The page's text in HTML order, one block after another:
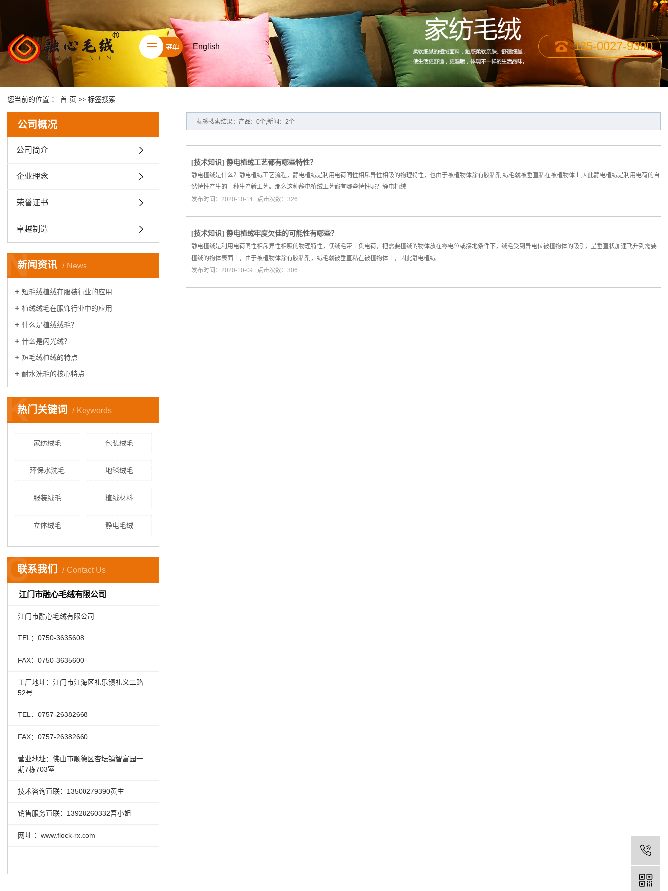
English 135-0027-9390
您当前的位置 ： 首 页 >> 标签搜索
公司概况
公司简介
企业理念
荣誉证书
卓越制造
新闻资讯 News
N
短毛绒植绒在服装行业的应用
植绒绒毛在服饰行业中的应用
什么是植绒绒毛？
什么是闪光绒？
短毛绒植绒的特点
耐水洗毛的核心特点
热门关键词 Keywords
K
家纺绒毛 包装绒毛
环保水洗毛 地毯绒毛
服装绒毛 植绒材料
立体绒毛 静电毛绒
联系我们 Contact Us
C
江门市融心毛绒有限公司
江门市融心毛绒有限公司
TEL：0750-3635608
FAX：0750-3635600
工厂地址：江门市江海区礼乐镇礼义二路
52号
TEL：0757-26382668
FAX：0757-26382660
营业地址：佛山市顺德区杏坛镇智富园一
期7栋703室
技术咨询直联：13500279390黄生
销售服务直联：13928260332吾小姐
网址 ：www.flock-rx.com
标签搜索结果：产品：0个,新闻：2个
[技术知识] 静电植绒工艺都有哪些特性？
静电植绒是什么？静电植绒工艺流程，静电植绒是利用电荷同性相斥异性相吸的物理特性，也由于被植物体涂有胶粘剂,绒毛就被垂直粘在被植物体上,因此静电植绒是利用电荷的自
然特性产生的一种生产新工艺。那么这种静电植绒工艺都有哪些特性呢？静电植绒
发布时间：2020-10-14 点击次数：326
[技术知识] 静电植绒牢度欠佳的可能性有哪些？
静电植绒是利用电荷同性相斥异性相吸的物理特性，使绒毛带上负电荷，把需要植绒的物体放在零电位或接地条件下，绒毛受到异电位被植物体的吸引，呈垂直状加速飞升到需要
植绒的物体表面上，由于被植物体涂有胶粘剂，绒毛就被垂直粘在被植物体上，因此静电植绒
发布时间：2020-10-09 点击次数：306